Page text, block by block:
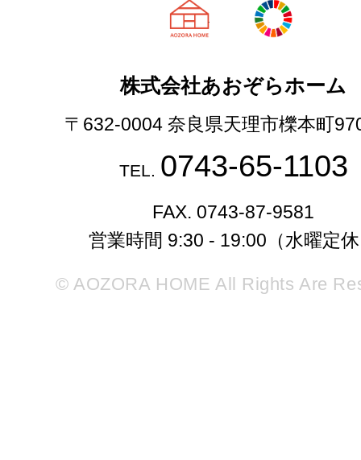
天理市の注文
株式会社あおぞらホーム
〒632-0004 奈良県天理市櫟本町
TEL. 0743-65-1103
FAX. 0743-87-9581
営業時間 9:30 - 19:00（水曜定
© AOZORA HOME All Rights Are